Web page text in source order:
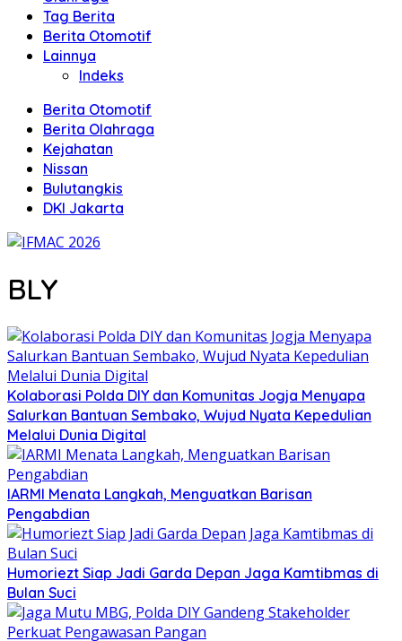
Tag Berita
Berita Otomotif
Lainnya
Indeks
Berita Otomotif
Berita Olahraga
Kejahatan
Nissan
Bulutangkis
DKI Jakarta
BLY
Kolaborasi Polda DIY dan Komunitas Jogja Menyapa
Salurkan Bantuan Sembako, Wujud Nyata Kepedulian
Melalui Dunia Digital
IARMI Menata Langkah, Menguatkan Barisan
Pengabdian
Humoriezt Siap Jadi Garda Depan Jaga Kamtibmas di
Bulan Suci